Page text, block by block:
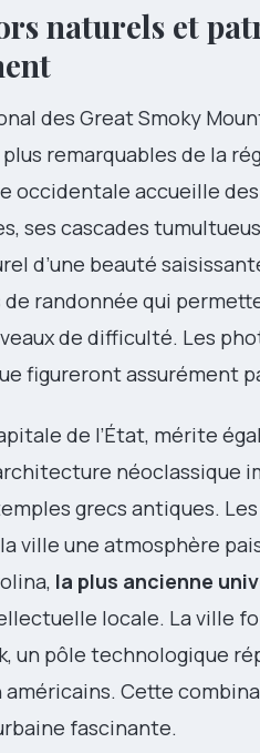
naturels et
des Great Smoky
remarquables de la
occidentale accueille
ses cascades
d’une beauté
randonnée qui
de difficulté. Les
figureront assurément
de l’État, mérite
néoclassique
grecs antiques.
ville une atmosphère
la plus ancienne
locale. La ville
un pôle technologique
américains. Cette
fascinante.